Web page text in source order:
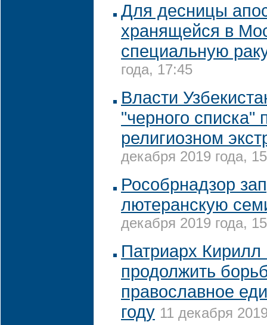
Для десницы
хранящейся в
специальную
года, 17:45
Власти
"черного списка"
религиозном
декабря 2019 года,
Рособрнадзор
лютеранскую
декабря 2019 года,
Патриарх Кирилл
продолжить
православное
году 11 декабря